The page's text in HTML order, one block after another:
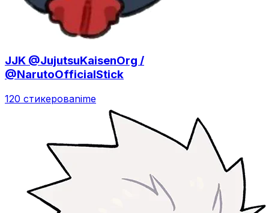
JJK @JujutsuKaisenOrg /
@NarutoOfficialStick
120 стикеровanime